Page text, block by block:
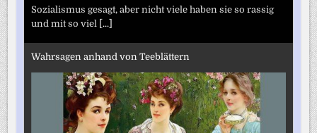
Sozialismus gesagt, aber nicht viele haben sie so rassig
und mit so viel [...]
Wahrsagen anhand von Teeblättern